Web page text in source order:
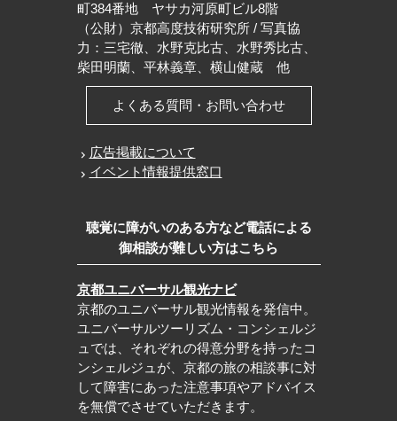
町384番地 ヤサカ河原町ビル8階
（公財）京都高度技術研究所 / 写真協
力：三宅徹、水野克比古、水野秀比古、
柴田明蘭、平林義章、横山健蔵 他
よくある質問・お問い合わせ
広告掲載について
イベント情報提供窓口
聴覚に障がいのある方など電話による
御相談が難しい方はこちら
京都ユニバーサル観光ナビ
京都のユニバーサル観光情報を発信中。
ユニバーサルツーリズム・コンシェルジ
ュでは、それぞれの得意分野を持ったコ
ンシェルジュが、京都の旅の相談事に対
して障害にあった注意事項やアドバイス
を無償でさせていただきます。